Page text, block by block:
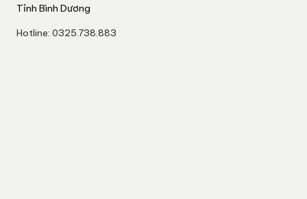
Tỉnh Bình Dương
Hotline: 0325.738.883